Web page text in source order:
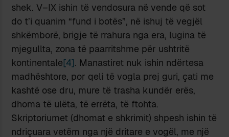
shek. V–IX ishin të vendosura në vende që sot
do t’i quanim “fund i botës”, në ishuj të vegjël
shkëmborë, brigje të rrahura nga era, lugina të
mjegullta, zona të paarritshme për ushtritë
kontinentale[4]. Manastiret nuk ishin ndërtesa
madhështore, por qeli të vogla prej guri, çati me
kashtë ose dru, mure të trasha kundër erës,
dhoma të ulëta, të errëta, të ftohta.
Skriptoriumet (dhomat e shkrimit) shpesh ishin të
ndriçuara vetëm nga një dritare e vogël, me një